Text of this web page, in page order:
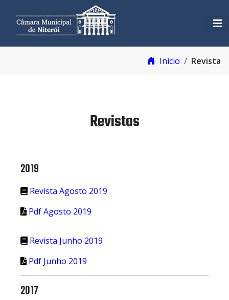
Início Revista
Revistas
2019
Revista Agosto 2019
Pdf Agosto 2019
Revista Junho 2019
Pdf Junho 2019
2017